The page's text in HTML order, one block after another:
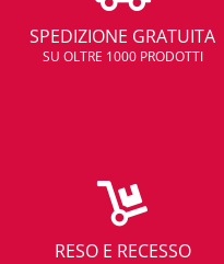
SPEDIZIONE GRATUITA
SU OLTRE 1000 PRODOTTI
RESO E RECESSO